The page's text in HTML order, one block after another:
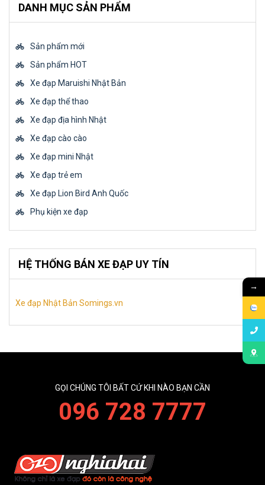
DANH MỤC SẢN PHẨM
Sản phẩm mới
Sản phẩm HOT
Xe đạp Maruishi Nhật Bản
Xe đạp thể thao
Xe đạp địa hình Nhật
Xe đạp cào cào
Xe đạp mini Nhật
Xe đạp trẻ em
Xe đạp Lion Bird Anh Quốc
Phụ kiện xe đạp
HỆ THỐNG BÁN XE ĐẠP UY TÍN
Xe đạp Nhật Bản Somings.vn
GỌI CHÚNG TÔI BẤT CỨ KHI NÀO BẠN CẦN
096 728 7777
→